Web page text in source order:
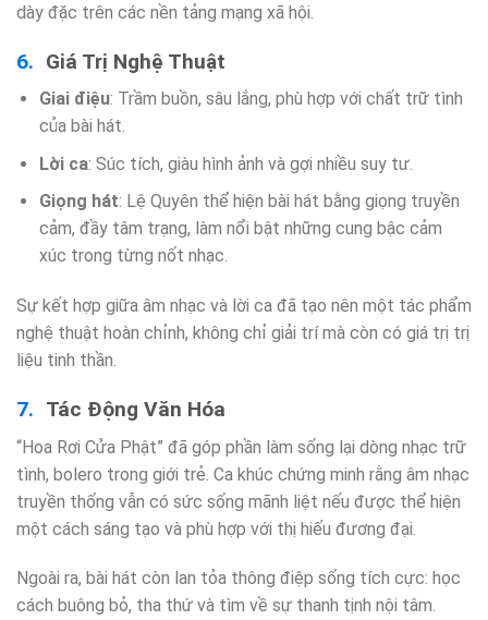
dày đặc trên các nền tảng mạng xã hội.
Giá Trị Nghệ Thuật
Giai điệu: Trầm buồn, sâu lắng, phù hợp với chất trữ tình
của bài hát.
Lời ca: Súc tích, giàu hình ảnh và gợi nhiều suy tư.
Giọng hát: Lệ Quyên thể hiện bài hát bằng giọng truyền
cảm, đầy tâm trạng, làm nổi bật những cung bậc cảm
xúc trong từng nốt nhạc.
Sự kết hợp giữa âm nhạc và lời ca đã tạo nên một tác phẩm
nghệ thuật hoàn chỉnh, không chỉ giải trí mà còn có giá trị trị
liệu tinh thần.
Tác Động Văn Hóa
“Hoa Rơi Cửa Phật” đã góp phần làm sống lại dòng nhạc trữ
tình, bolero trong giới trẻ. Ca khúc chứng minh rằng âm nhạc
truyền thống vẫn có sức sống mãnh liệt nếu được thể hiện
một cách sáng tạo và phù hợp với thị hiếu đương đại.
Ngoài ra, bài hát còn lan tỏa thông điệp sống tích cực: học
cách buông bỏ, tha thứ và tìm về sự thanh tịnh nội tâm.